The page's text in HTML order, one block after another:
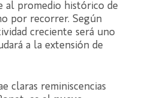
al promedio histórico de
por recorrer. Según
creciente será uno
a la extensión de
claras reminiscencias